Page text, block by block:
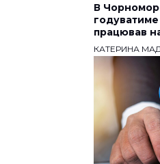
В
працював
КАТЕРИНА